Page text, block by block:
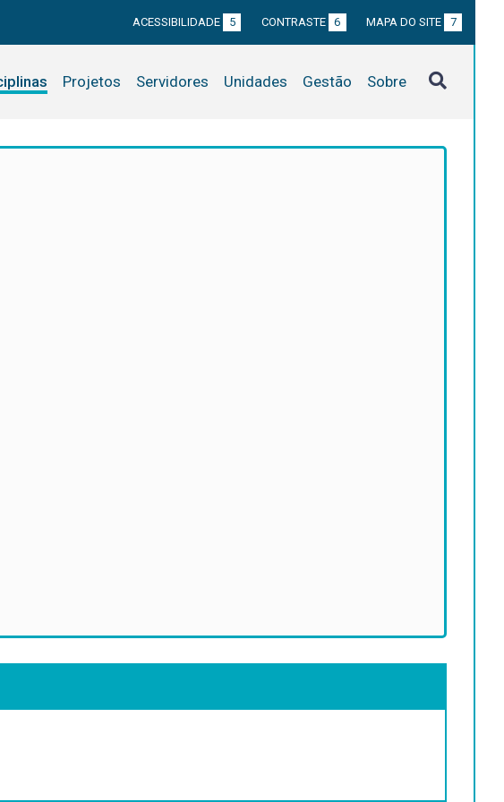
ACESSIBILIDADE 5 CONTRASTE 6 MAPA DO SITE 7
Projetos Servidores Unidades Gestão Sobre